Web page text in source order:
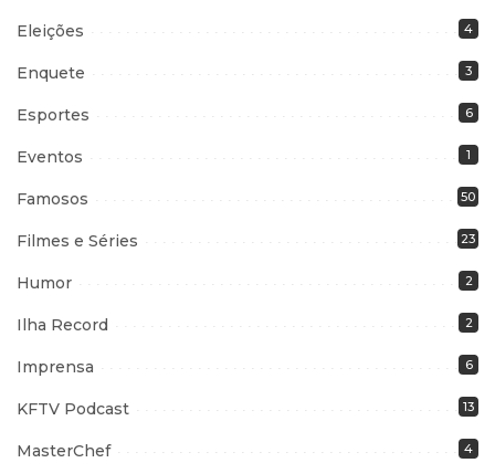
Eleições 4
Enquete 3
Esportes 6
Eventos 1
Famosos 50
Filmes e Séries 23
Humor 2
Ilha Record 2
Imprensa 6
KFTV Podcast 13
MasterChef 4